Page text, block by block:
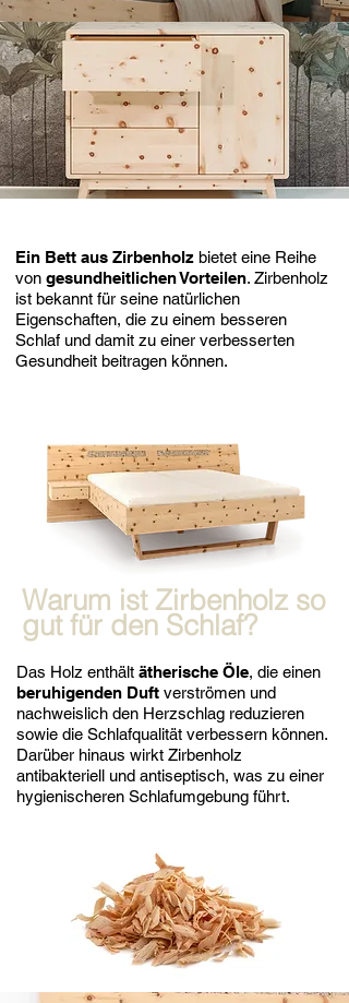
Ein Bett aus Zirbenholz bietet eine Reihe
von gesundheitlichen Vorteilen. Zirbenholz
ist bekannt für seine natürlichen
Eigenschaften, die zu einem besseren
Schlaf und damit zu einer verbesserten
Gesundheit beitragen können.
Warum ist Zirbenholz so
gut für den Schlaf?
Das Holz enthält ätherische Öle, die einen
beruhigenden Duft verströmen und
nachweislich den Herzschlag reduzieren
sowie die Schlafqualität verbessern können.
Darüber hinaus wirkt Zirbenholz
antibakteriell und antiseptisch, was zu einer
hygienischeren Schlafumgebung führt.